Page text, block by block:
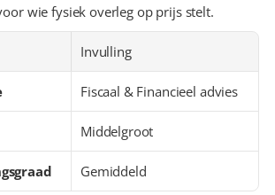
wie fysiek overleg op prijs stelt.
Invulling
Fiscaal & Financieel advies
Middelgroot
Gemiddeld